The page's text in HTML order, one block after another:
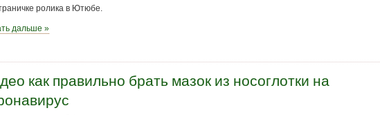
ролика в Ютюбе.
дальше »
как правильно брать мазок из носоглотки на